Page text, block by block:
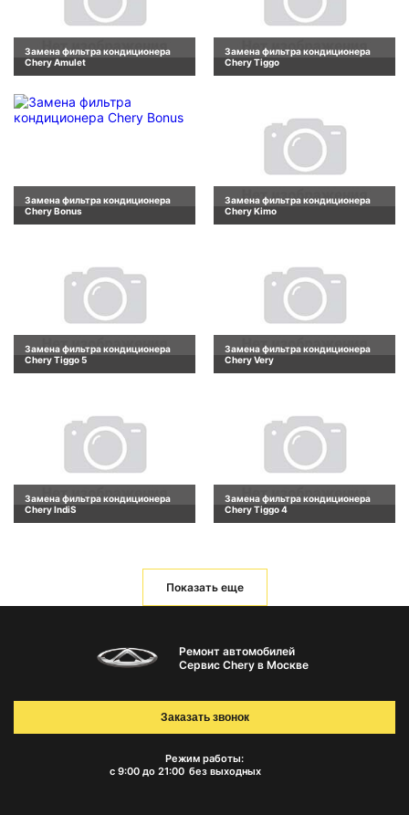
Замена фильтра кондиционера
Chery Amulet
Замена фильтра кондиционера
Chery Tiggo
Замена фильтра кондиционера
Chery Bonus
Замена фильтра кондиционера
Chery Kimo
Замена фильтра кондиционера
Chery Tiggo 5
Замена фильтра кондиционера
Chery Very
Замена фильтра кондиционера
Chery IndiS
Замена фильтра кондиционера
Chery Tiggo 4
Показать еще
Ремонт автомобилей
Сервис Chery в Москве
Режим работы:
с 9:00 до 21:00 без выходных
Заказать звонок